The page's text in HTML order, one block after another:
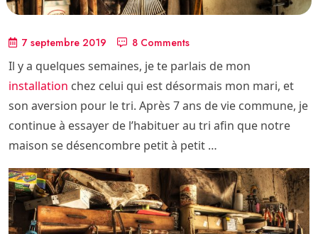
7 septembre 2019 8 Comments
Il y a quelques semaines, je te parlais de mon
installation chez celui qui est désormais mon mari, et
son aversion pour le tri. Après 7 ans de vie commune, je
continue à essayer de l’habituer au tri afin que notre
maison se désencombre petit à petit …